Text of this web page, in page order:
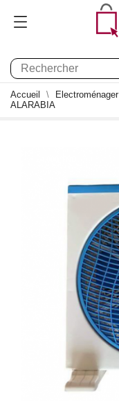
Accueil Electroménager
ALARABIA